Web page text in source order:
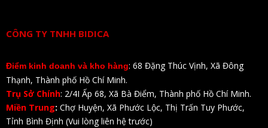
CÔNG TY TNHH BIDICA
Điểm kinh doanh và kho hàng: 68 Đặng Thúc Vịnh, Xã Đông
Thạnh, Thành phố Hồ Chí Minh.
Trụ Sở Chính: 2/4I Ấp 68, Xã Bà Điểm, Thành phố Hồ Chí Minh.
Miền Trung: Chợ Huyện, Xã Phước Lộc, Thị Trấn Tuy Phước,
Tỉnh Bình Định (Vui lòng liên hệ trước)